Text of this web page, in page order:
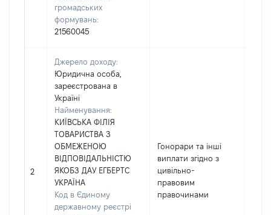
громадських
формувань:
21560045
2
Джерело доходу:
Юридична особа,
зареєстрована в
Україні
Найменування:
КИЇВСЬКА ФІЛІЯ
ТОВАРИСТВА З
ОБМЕЖЕНОЮ
ВІДПОВІДАЛЬНІСТЮ
ЯКОБЗ ДАУ ЕГБЕРТС
УКРАЇНА
Код в Єдиному
державному реєстрі
Гонорари та інші
виплати згідно з
цивільно-
правовим
правочинами